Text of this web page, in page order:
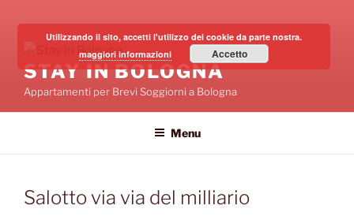
contenuto
STAY IN BOLOGNA
Appartamenti per Brevi Soggiorni a Bologna
Menu
Salotto via via del milliario
Utilizzando il sito, accetti l'utilizzo dei cookie da parte nostra.
maggiori informazioni
Accetto